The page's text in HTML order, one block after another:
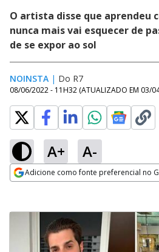
O artista disse que aprendeu
nunca mais vai esquecer de
de se expor ao sol
NOINSTA | Do R7
08/06/2022 - 11H32 (ATUALIZADO EM 03/
A+ A-
Adicione como fonte preferencial no